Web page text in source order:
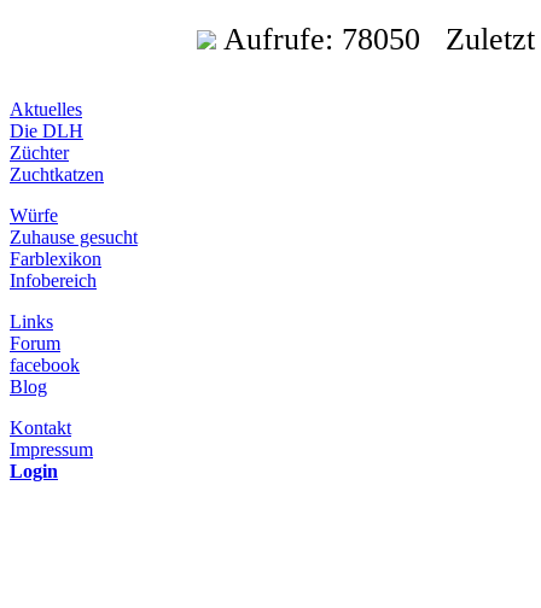
Aufrufe: 78050 Zuletzt
Aktuelles
Die DLH
Züchter
Zuchtkatzen
Würfe
Zuhause gesucht
Farblexikon
Infobereich
Links
Forum
facebook
Blog
Kontakt
Impressum
Login